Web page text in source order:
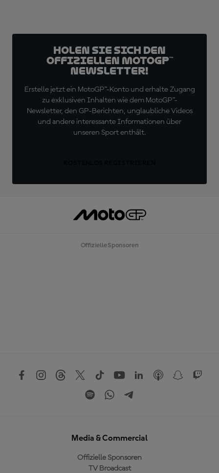
Holen Sie sich den
offiziellen MotoGP™
Newsletter!
Erstelle jetzt ein MotoGP™-Konto und erhalte Zugang
zu exklusiven Inhalten wie dem MotoGP™-
Newsletter, den GP-Berichten, unglaubliche Videos
und andere interessante Informationen über
unseren Sport enthält.
Offizielle Sponsoren
Media & Commercial
Offizielle Sponsoren
TV Broadcast